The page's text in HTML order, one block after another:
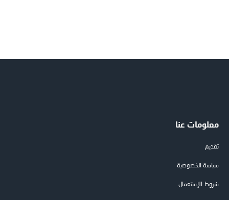
معلومات عنا
تقديم
سياسة الخصوصية
شروط الإستعمال